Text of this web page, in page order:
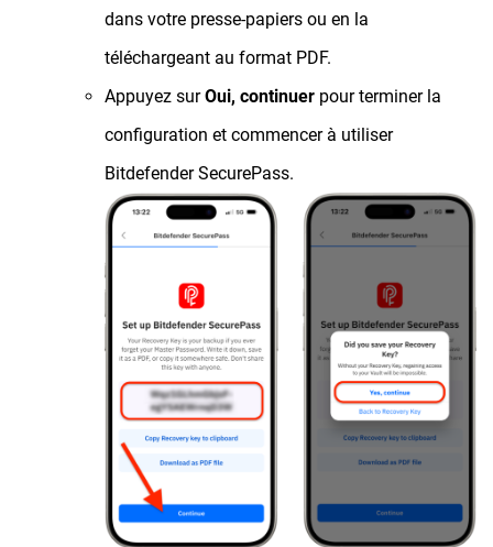
dans votre presse-papiers ou en la
téléchargeant au format PDF.
Appuyez surOui, continuer pour terminer la
configuration et commencer à utiliser
Bitdefender SecurePass.